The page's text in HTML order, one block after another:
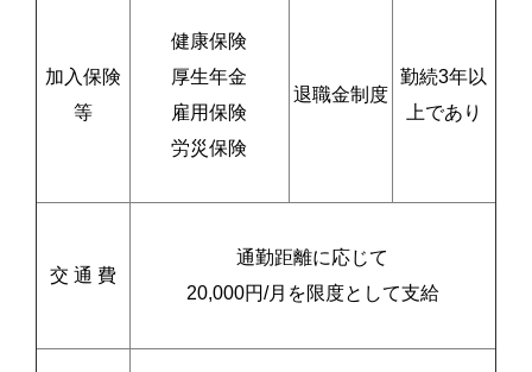
加入保険
等
健康保険
厚生年金
雇用保険
労災保険
退職金制度
勤続3年以
上であり
交 通 費
通勤距離に応じて
20,000円/月を限度として支給